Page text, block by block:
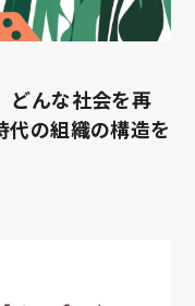
どんな社会を再
代の組織の構造を